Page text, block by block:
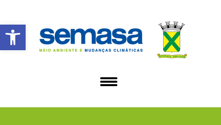
Abrir a barra de ferramentas